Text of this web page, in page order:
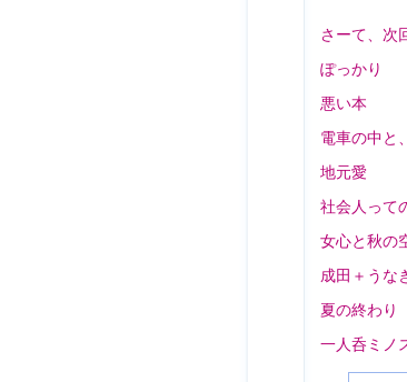
さーて、次
ぽっかり
悪い本
電車の中と
地元愛
社会人って
女心と秋の
成田＋うな
夏の終わり
一人呑ミノ